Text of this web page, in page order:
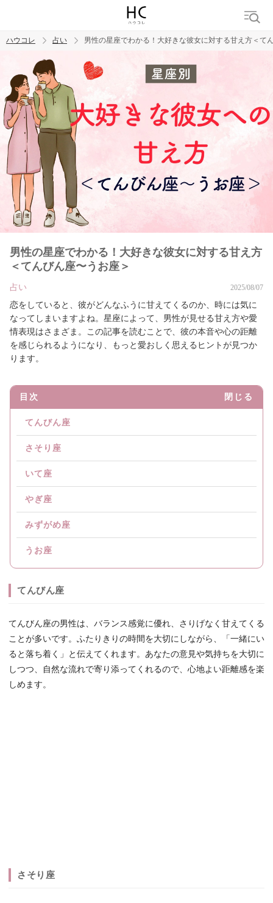
トレンド ワード
ハウコレ 占い 男性の星座でわかる！大好きな彼女に対する甘え方＜て
男性の星座でわかる！大好きな彼女に対する甘え方
＜てんびん座〜うお座＞
占い 2025/08/07
恋をしていると、彼がどんなふうに甘えてくるのか、時には気に
なってしまいますよね。星座によって、男性が見せる甘え方や愛
情表現はさまざま。この記事を読むことで、彼の本音や心の距離
を感じられるようになり、もっと愛おしく思えるヒントが見つか
ります。
目次 閉じる
てんびん座
さそり座
いて座
やぎ座
みずがめ座
うお座
てんびん座
てんびん座の男性は、バランス感覚に優れ、さりげなく甘えてくる
ことが多いです。ふたりきりの時間を大切にしながら、「一緒にい
ると落ち着く」と伝えてくれます。あなたの意見や気持ちを大切に
しつつ、自然な流れで寄り添ってくれるので、心地よい距離感を楽
しめます。
さそり座